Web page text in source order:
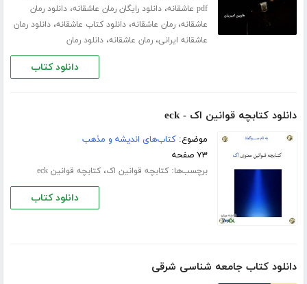
pdf عاشقانه ،دانلود رایگان رمان عاشقانه،دانلود رمان
عاشقانه،رمان عاشقانه،دانلود کتاب عاشقانه،دانلود رمان
عاشقانه ایرانی،رمان عاشقانه،دانلود رمان
دانلود کتاب
دانلود کتابچه قوانین اک - eck
موضوع:کتاب‌های اندیشه و مذهب
۷۳ صفحه
برچسب‌ها:کتابچه قوانین اک،کتابچه قوانین eck
دانلود کتاب
دانلود کتاب جامعه شناسی شرقی